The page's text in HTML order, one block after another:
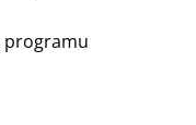
programu